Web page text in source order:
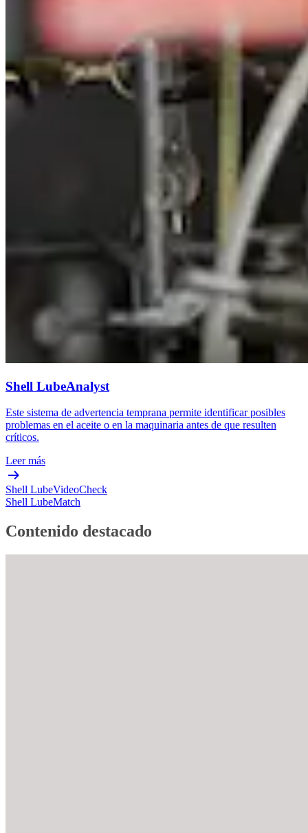
Shell LubeAnalyst
Este sistema de advertencia temprana permite identificar posibles
problemas en el aceite o en la maquinaria antes de que resulten
críticos.
Leer más
Shell LubeVideoCheck
Shell LubeMatch
Contenido destacado